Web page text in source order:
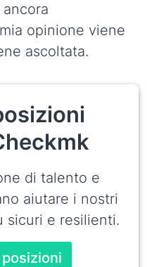
opinione viene
ascoltata.
di talento e
aiutare i nostri
sicuri e resilienti.